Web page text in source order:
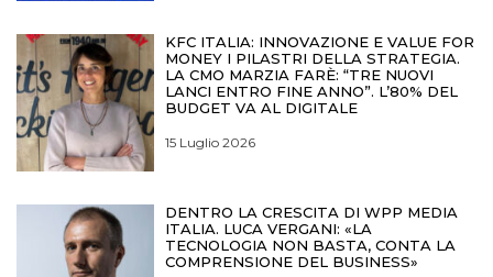
KFC ITALIA: INNOVAZIONE E VALUE FOR
MONEY I PILASTRI DELLA STRATEGIA.
LA CMO MARZIA FARÈ: “TRE NUOVI
LANCI ENTRO FINE ANNO”. L’80% DEL
BUDGET VA AL DIGITALE
15 Luglio 2026
DENTRO LA CRESCITA DI WPP MEDIA
ITALIA. LUCA VERGANI: «LA
TECNOLOGIA NON BASTA, CONTA LA
COMPRENSIONE DEL BUSINESS»